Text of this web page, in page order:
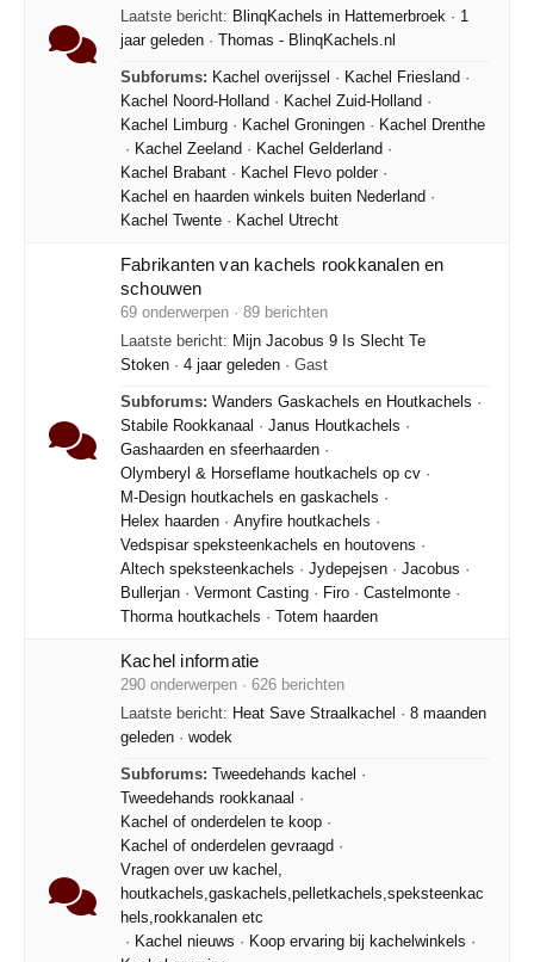
Laatste bericht: BlinqKachels in Hattemerbroek · 1
jaar geleden · Thomas - BlinqKachels.nl
Subforums: Kachel overijssel · Kachel Friesland ·
Kachel Noord-Holland · Kachel Zuid-Holland ·
Kachel Limburg · Kachel Groningen · Kachel Drenthe
· Kachel Zeeland · Kachel Gelderland ·
Kachel Brabant · Kachel Flevo polder·
Kachel en haarden winkels buiten Nederland ·
Kachel Twente · Kachel Utrecht
Fabrikanten van kachels rookkanalen en
schouwen
69 onderwerpen · 89 berichten
Laatste bericht: Mijn Jacobus 9 Is Slecht Te
Stoken · 4 jaar geleden · Gast
Subforums: Wanders Gaskachels en Houtkachels ·
Stabile Rookkanaal · Janus Houtkachels ·
Gashaarden en sfeerhaarden ·
Olymberyl & Horseflame houtkachels op cv ·
M-Design houtkachels en gaskachels ·
Helex haarden · Anyfire houtkachels ·
Vedspisar speksteenkachels en houtovens ·
Altech speksteenkachels · Jydepejsen · Jacobus ·
Bullerjan · Vermont Casting · Firo · Castelmonte ·
Thorma houtkachels · Totem haarden
Kachel informatie
290 onderwerpen · 626 berichten
Laatste bericht: Heat Save Straalkachel · 8 maanden
geleden · wodek
Subforums: Tweedehands kachel ·
Tweedehands rookkanaal ·
Kachel of onderdelen te koop ·
Kachel of onderdelen gevraagd ·
Vragen over uw kachel,
houtkachels,gaskachels,pelletkachels,speksteenkac
hels,rookkanalen etc
· Kachel nieuws · Koop ervaring bij kachelwinkels ·